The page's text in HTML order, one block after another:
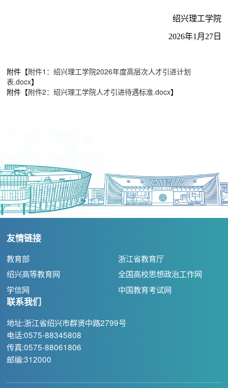
绍兴理工学院
2026年1 月 27日
附件【附件1：绍兴理工学院2026年度高层次人才引进计划
表.docx】
附件【附件2：绍兴理工学院人才引进待遇标准.docx】
友情链接
教育部
浙江省教育厅
绍兴高等教育网
全国高校思想政治工作网
学信网
中国教育考试网
联系我们
地址:浙江省绍兴市群贤中路2799号
电话:0575-88345808
传真:0575-88061806
邮编:312000